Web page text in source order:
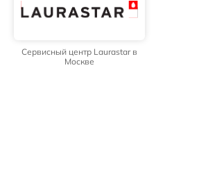
Сервисный центр Laurastar в
Москве